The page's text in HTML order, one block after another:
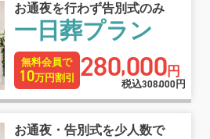
お通夜を行わず告別式のみ
一日葬プラン
無料会員で
10万円割引 280,000円
税込308,000円
お通夜・告別式を少人数で